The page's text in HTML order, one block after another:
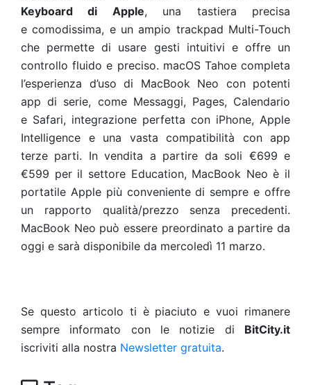
Keyboard di Apple, una tastiera precisa
e comodissima, e un ampio trackpad Multi-Touch
che permette di usare gesti intuitivi e offre un
controllo fluido e preciso. macOS Tahoe completa
l’esperienza d’uso di MacBook Neo con potenti
app di serie, come Messaggi, Pages, Calendario
e Safari, integrazione perfetta con iPhone, Apple
Intelligence e una vasta compatibilità con app
terze parti. In vendita a partire da soli €699 e
€599 per il settore Education, MacBook Neo è il
portatile Apple più conveniente di sempre e offre
un rapporto qualità/prezzo senza precedenti.
MacBook Neo può essere preordinato a partire da
oggi e sarà disponibile da mercoledì 11 marzo.
Se questo articolo ti è piaciuto e vuoi rimanere
sempre informato con le notizie di BitCity.it
iscriviti alla nostra Newsletter gratuita.